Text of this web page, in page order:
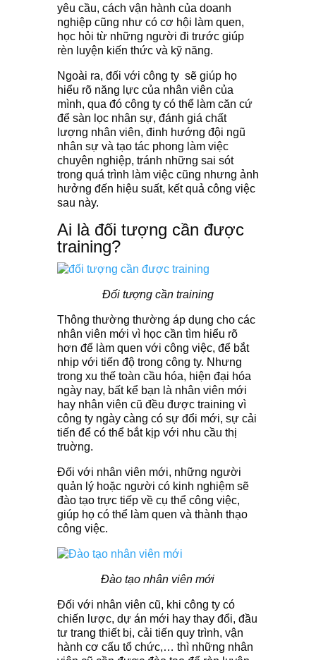
yêu cầu, cách vận hành của doanh
nghiệp cũng như có cơ hội làm quen,
học hỏi từ những người đi trước giúp
rèn luyện kiến thức và kỹ năng.
Ngoài ra, đối với công ty sẽ giúp họ
hiểu rõ năng lực của nhân viên của
mình, qua đó công ty có thể làm căn cứ
để sàn lọc nhân sự, đánh giá chất
lượng nhân viên, đinh hướng đội ngũ
nhân sự và tạo tác phong làm việc
chuyên nghiệp, tránh những sai sót
trong quá trình làm việc cũng nhưng ảnh
hưởng đến hiệu suất, kết quả công việc
sau này.
Ai là đối tượng cần được
training?
Đối tượng cần training
Thông thường thường áp dụng cho các
nhân viên mới vì học cần tìm hiểu rõ
hơn để làm quen với công việc, để bắt
nhịp với tiến độ trong công ty. Nhưng
trong xu thế toàn cầu hóa, hiện đại hóa
ngày nay, bất kể bạn là nhân viên mới
hay nhân viên cũ đều được training vì
công ty ngày càng có sự đổi mới, sự cải
tiến để có thể bắt kịp với nhu cầu thị
truờng.
Đối với nhân viên mới, những người
quản lý hoặc người có kinh nghiệm sẽ
đào tạo trực tiếp về cụ thể công việc,
giúp họ có thể làm quen và thành thạo
công việc.
Đào tạo nhân viên mới
Đối với nhân viên cũ, khi công ty có
chiến lược, dự án mới hay thay đổi, đầu
tư trang thiết bị, cải tiến quy trình, vận
hành cơ cấu tổ chức,… thì những nhân